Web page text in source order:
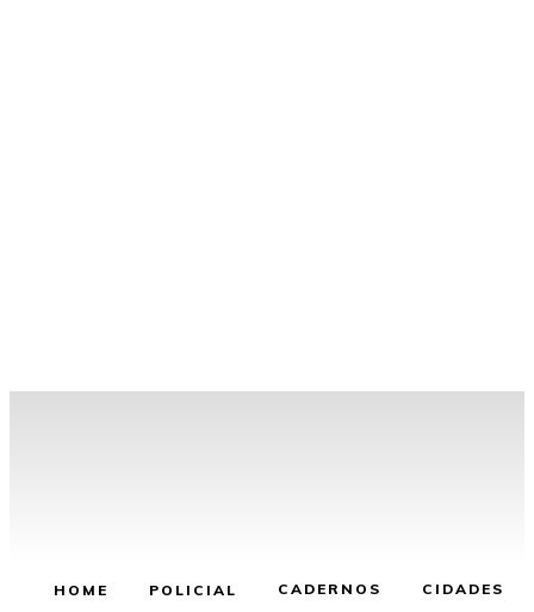
HOME POLICIAL CADERNOS CIDADES